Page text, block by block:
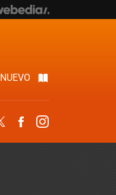
NUEVO
Twitter Facebook